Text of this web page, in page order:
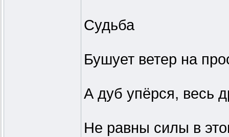
Судьба
Бушует ветер на
А дуб упёрся, весь
Не равны силы в